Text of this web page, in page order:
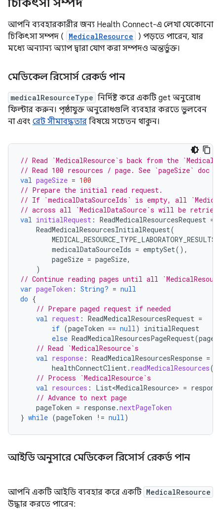
চিকিৎসা সম্পদ
আপনি ব্যবহারকারীর জন্য Health Connect-এ লেখা যেকোনো
চিকিৎসা সম্পদ (
MedicalResource
) পড়তে পারেন, যার
মধ্যে অন্যান্য অ্যাপ দ্বারা যোগ করা সম্পদও অন্তর্ভুক্ত।
মেডিকেল রিসোর্স রেকর্ড পান
medicalResourceType নির্দিষ্ট করে একটি get অনুরোধ
ফিল্টার করুন। পৃষ্ঠাযুক্ত অনুরোধগুলি ব্যবহার করতে ভুলবেন
না এবং রেট সীমাবদ্ধতার বিষয়ে সচেতন থাকুন।
// Read `MedicalResource`s back from the
// Read 100 resources / page. See `pageSize`
val pageSize = 100
// Prepare the initial read request.
// If `medicalDataSourceIds` is empty, all
// across all `MedicalDataSource`s will be
val initialRequest : ReadMedicalResourcesRequest =
ReadMedicalResourcesInitialRequest(
MEDICAL_RESOURCE_TYPE_LABORATORY_RESULTS
medicalDataSourceIds = emptySet(),
pageSize = pageSize,
)
// Continue reading pages until all
var pageToken : String? = null
do {
// Prepare paged request if needed
val request : ReadMedicalResourcesRequest =
if (pageToken == null)
initialRequest
else ReadMedicalResourcesPageRequest(
// Read `MedicalResource`s
val response : ReadMedicalResourcesResponse =
healthConnectClient. readMedicalResources(
// Process `MedicalResource`s
val resources : List<MedicalResource> =
// Advance to next page
pageToken = response.nextPageToken
} while (pageToken != null)
আইডি অনুসারে মেডিকেল রিসোর্স রেকর্ড পান
আপনি একটি আইডি ব্যবহার করে একটি MedicalResource
উদ্ধার করতে পারেন: